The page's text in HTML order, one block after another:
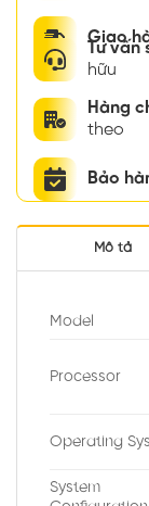
Giao
Tư vấn
hữu
Hàng
theo
Bảo
Mô tả
Model
Processor
Operating
System